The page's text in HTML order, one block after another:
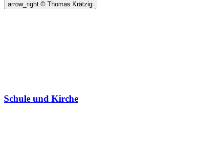
arrow_right © Thomas Krätzig
Schule und Kirche